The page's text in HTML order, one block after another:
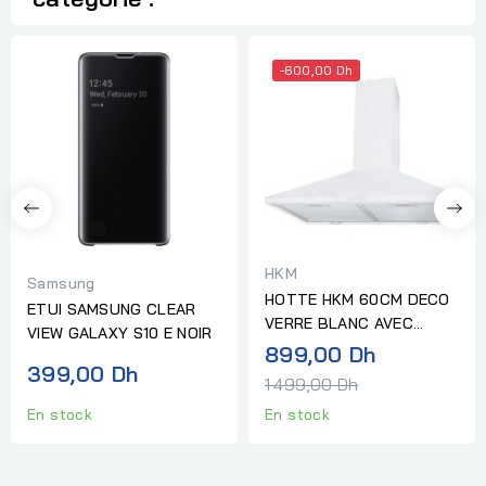
Samsung
ETUI SAMSUNG CLEAR
VIEW GALAXY S10 E NOIR
399,00 Dh
En stock
-600,00 Dh
HKM
HOTTE HKM 60CM DECO
VERRE BLANC AVEC
TELECOMMANDE
899,00 DhPrix
1 499,00 Dh
En stock